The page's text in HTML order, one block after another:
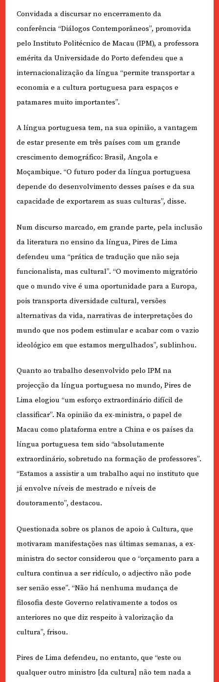
Convidada a discursar no encerramento da
conferência “Diálogos Contemporâneos”, promovida
pelo Instituto Politécnico de Macau (IPM), a professora
emérita da Universidade do Porto defendeu que a
internacionalização da língua “permite transportar a
economia e a cultura portuguesa para espaços e
patamares muito importantes”.
A língua portuguesa tem, na sua opinião, a vantagem
de estar presente em três países com um grande
crescimento demográfico: Brasil, Angola e
Moçambique. “O futuro poder da língua portuguesa
depende do desenvolvimento desses países e da sua
capacidade de exportarem as suas culturas”, disse.
Num discurso marcado, em grande parte, pela inclusão
da literatura no ensino da língua, Pires de Lima
defendeu uma “prática de tradução que não seja
funcionalista, mas cultural”. “O movimento migratório
que o mundo vive é uma oportunidade para a Europa,
pois transporta diversidade cultural, versões
alternativas da vida, narrativas de interpretações do
mundo que nos podem estimular e acabar com o vazio
ideológico em que estamos mergulhados”, sublinhou.
Quanto ao trabalho desenvolvido pelo IPM na
projecção da língua portuguesa no mundo, Pires de
Lima elogiou “um esforço extraordinário difícil de
classificar”. Na opinião da ex-ministra, o papel de
Macau como plataforma entre a China e os países da
língua portuguesa tem sido “absolutamente
extraordinário, sobretudo na formação de professores”.
“Estamos a assistir a um trabalho aqui no instituto que
já envolve níveis de mestrado e níveis de
doutoramento”, destacou.
Questionada sobre os planos de apoio à Cultura, que
motivaram manifestações nas últimas semanas, a ex-
ministra do sector considerou que o “orçamento para a
cultura continua a ser ridículo, o adjectivo não pode
ser senão esse”. “Não há nenhuma mudança de
filosofia deste Governo relativamente a todos os
anteriores no que diz respeito à valorização da
cultura”, frisou.
Pires de Lima defendeu, no entanto, que “este ou
qualquer outro ministro [da cultura] não tem nada a